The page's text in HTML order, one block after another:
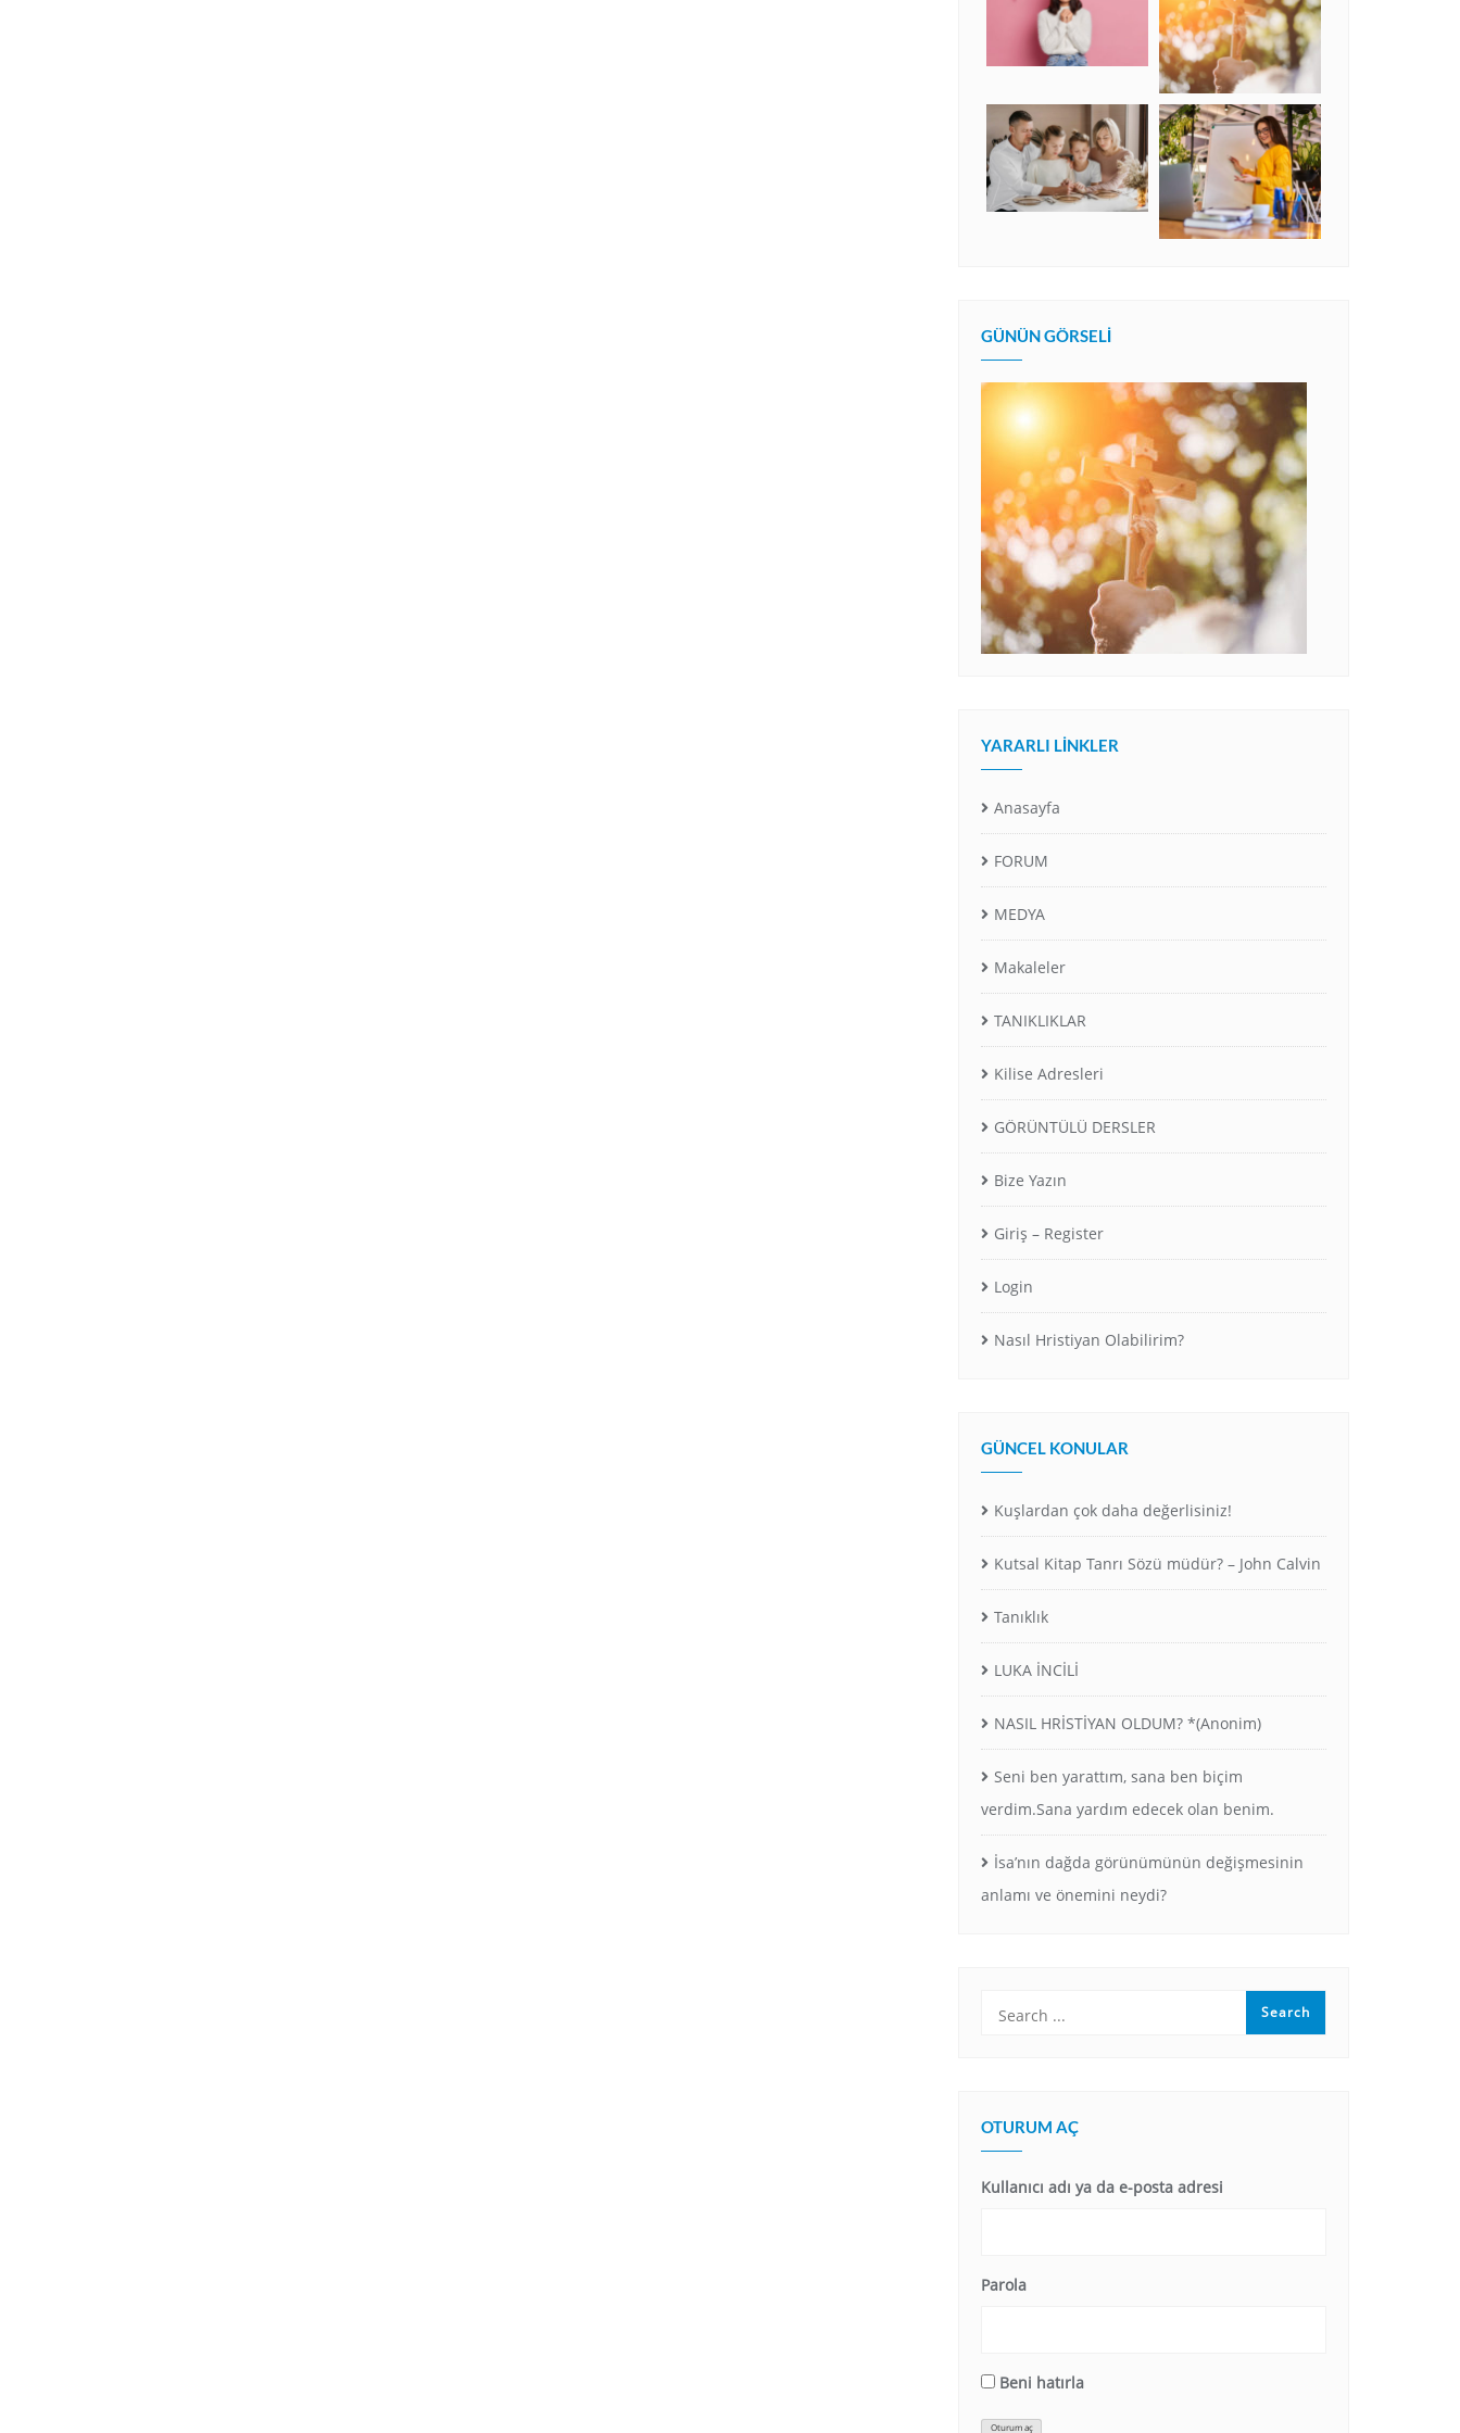
GÜNÜN GÖRSELI
YARARLI LINKLER
Anasayfa
FORUM
MEDYA
Makaleler
TANIKLIKLAR
Kilise Adresleri
GÖRÜNTÜLÜ DERSLER
Bize Yazın
Giriş – Register
Login
Nasıl Hristiyan Olabilirim?
GÜNCEL KONULAR
Kuşlardan çok daha değerlisiniz!
Kutsal Kitap Tanrı Sözü müdür? – John Calvin
Tanıklık
LUKA İNCİLİ
NASIL HRİSTİYAN OLDUM? *(Anonim)
Seni ben yarattım, sana ben biçim
verdim.Sana yardım edecek olan benim.
İsa’nın dağda görünümünün değişmesinin
anlamı ve önemini neydi?
OTURUM AÇ
Kullanıcı adı ya da e-posta adresi
Parola
Beni hatırla
Oturum aç